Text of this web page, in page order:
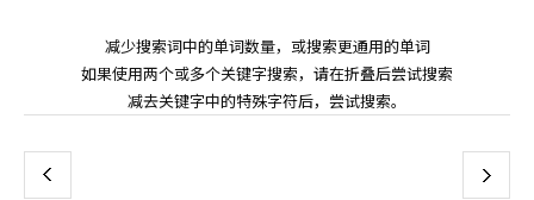
减少搜索词中的单词数量，或搜索更通用的单词
如果使用两个或多个关键字搜索，请在折叠后尝试搜索
减去关键字中的特殊字符后，尝试搜索。
上 下